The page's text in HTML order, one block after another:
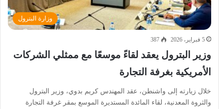
وزارة البترول
5 فبراير، 2026 387
وزير البترول يعقد لقاءً موسعًا مع ممثلي الشركات
الأمريكية بغرفة التجارة
خلال زيارته إلى واشنطن، عقد المهندس كريم بدوي، وزير البترول
والثروة المعدنية، لقاء المائدة المستديرة الموسع بمقر غرفة التجارة